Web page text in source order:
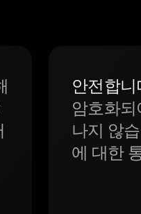
안전합니
암호화되
나지 않
에 대한